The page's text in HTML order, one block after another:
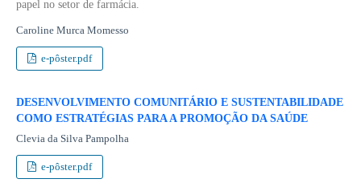
papel no setor de farmácia.
Caroline Murca Momesso
e-pôster.pdf
DESENVOLVIMENTO COMUNITÁRIO E SUSTENTABILIDADE
COMO ESTRATÉGIAS PARA A PROMOÇÃO DA SAÚDE
Clevia da Silva Pampolha
e-pôster.pdf